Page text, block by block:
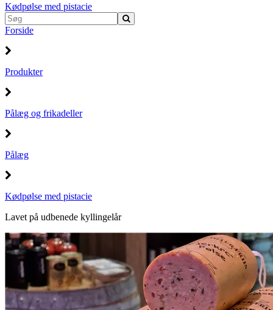
Kødpølse med pistacie
Forside
Produkter
Pålæg og frikadeller
Pålæg
Kødpølse med pistacie
Lavet på udbenede kyllingelår